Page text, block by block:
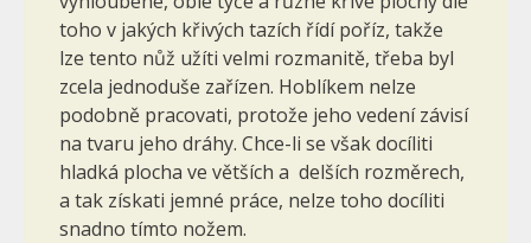
toho v jakých křivých tazích řídí poříz, takže
lze tento nůž užíti velmi rozmanitě, třeba byl
zcela jedno­duše zařízen. Hoblíkem nelze
podobně pracovati, protože jeho vedení zá­visí
na tvaru jeho dráhy. Chce-li se však docíliti
hladká plocha ve větších a delších rozměrech,
a tak získati jemné práce, nelze toho docíliti
snadno tímto nožem.